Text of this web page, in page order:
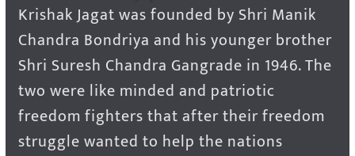
Krishak Jagat was founded by Shri Manik
Chandra Bondriya and his younger brother
Shri Suresh Chandra Gangrade in 1946. The
two were like minded and patriotic
freedom fighters that after their freedom
struggle wanted to help the nations